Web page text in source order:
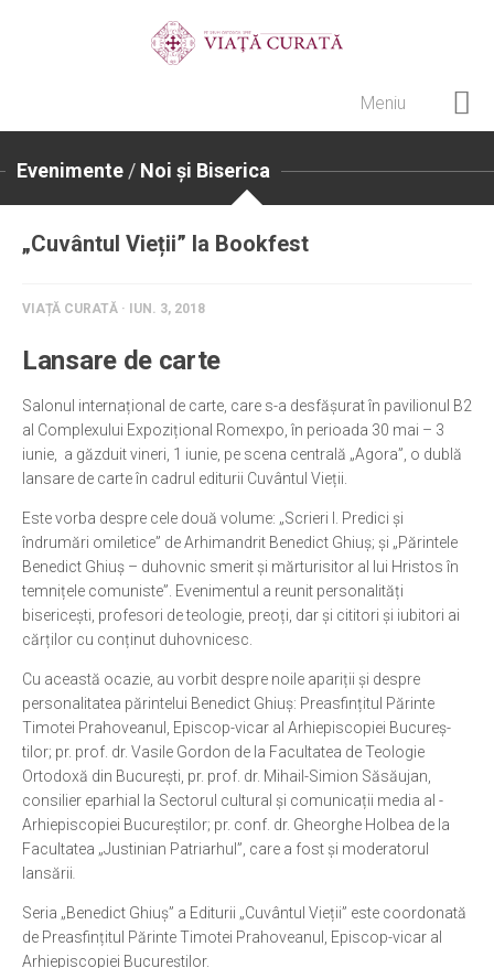
Meniu
Pateric Atonit
Cenaclu creștin
Rânduieli liturgice
Predici și cateheze
Ortodox în diaspora
Evenimente
Biserici și mănăstiri
Viață curată
Nevoințe contemporane
Familia de azi
Casa curată
Adicții și vindecări
Gadgeturi cu două tăișuri
Bucătărie biblică
Puncte de Vedere
Evenimente / Noi și Biserica
„Cuvântul Vieții” la Bookfest
VIAȚĂ CURATĂ · IUN. 3, 2018
Lansare de carte
Salonul interna­țional de carte, care s-a desfăşurat în pavilionul B2
al Complexului Expozițional Romexpo, în perioada 30 mai – 3
iunie, a găzduit vineri, 1 iunie, pe scena centrală „Agora”, o dublă
lansare de carte în cadrul editurii Cuvântul Vieții.
Este vorba despre cele două volume: „Scrieri I. Predici și
îndrumări omiletice” de Arhimandrit Benedict Ghiuș; și „Părintele
Benedict Ghiuș – duhovnic smerit și mărturisitor al lui Hristos în
temnițele comuniste”. Evenimentul a reunit personalități
bisericești, profesori de teologie, preoți, dar și cititori și iubitori ai
cărților cu conținut duhovnicesc.
Cu această ocazie, au vorbit despre noile apariții și despre
personalitatea părintelui Benedict Ghiuș: Prea­sfințitul ­Părinte
Timotei Prahoveanul, Episcop-vicar al Arhiepiscopiei Bucu­reș­
tilor; pr. prof. dr. Vasile Gordon de la Facultatea de Teologie
Ortodoxă din București, pr. prof. dr. Mihail-Simion Săsăujan,
consilier eparhial la Sectorul cultural și comunicații media al ­
Arhiepiscopiei Bucureș­tilor; pr. conf. dr. Gheorghe Holbea de la
Facultatea „Justinian Patriarhul”, care a fost și moderatorul
lansării
Seria „Benedict Ghiuș” a Editurii „Cuvântul Vieții” este coordonată
de Preasfințitul Părinte Timotei Prahoveanul, Episcop-vicar al
Arhiepiscopiei Bucureștilor.